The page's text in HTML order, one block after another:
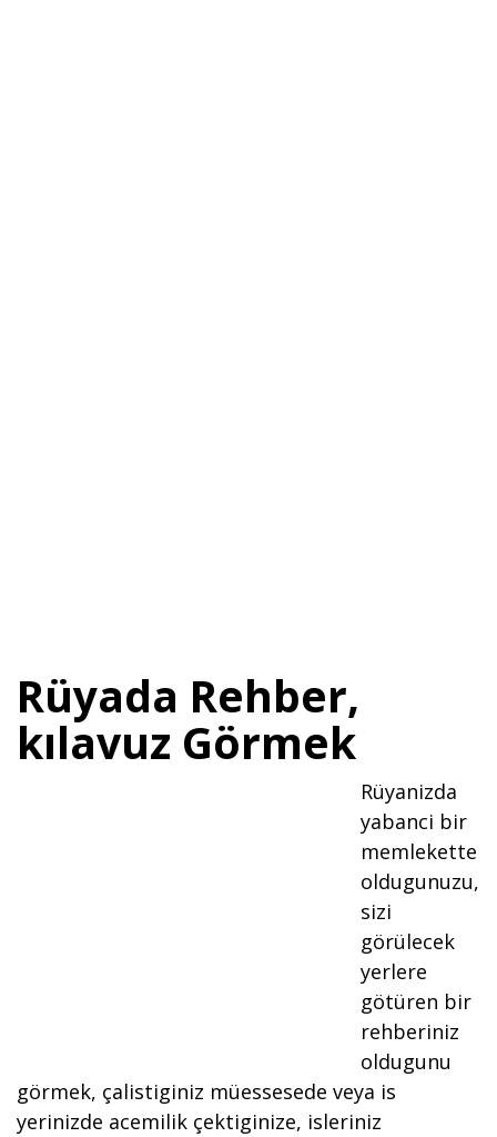
Rüyada Rehber,
kılavuz Görmek
Rüyanizda
yabanci bir
memlekette
oldugunuzu,
sizi
görülecek
yerlere
götüren bir
rehberiniz
oldugunu
görmek, çalistiginiz müessesede veya is
yerinizde acemilik çektiginize, isleriniz